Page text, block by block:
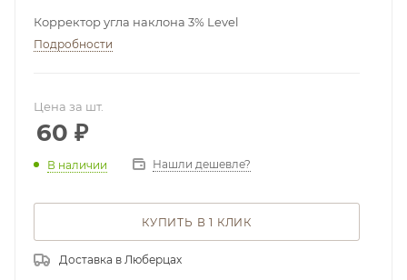
Корректор угла наклона 3% Level
Подробности
Цена за шт.
60 ₽
В наличии Нашли дешевле?
КУПИТЬ В 1 КЛИК
Доставка в Люберцах